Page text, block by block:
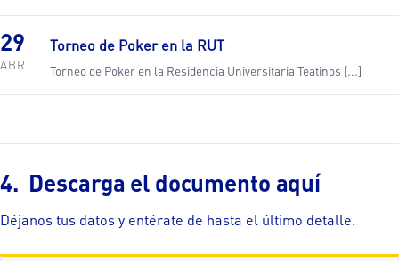
29
ABR
Torneo de Poker en la RUT
Torneo de Poker en la Residencia Universitaria Teatinos [...]
Descarga el documento aquí
Déjanos tus datos y entérate de hasta el último detalle.